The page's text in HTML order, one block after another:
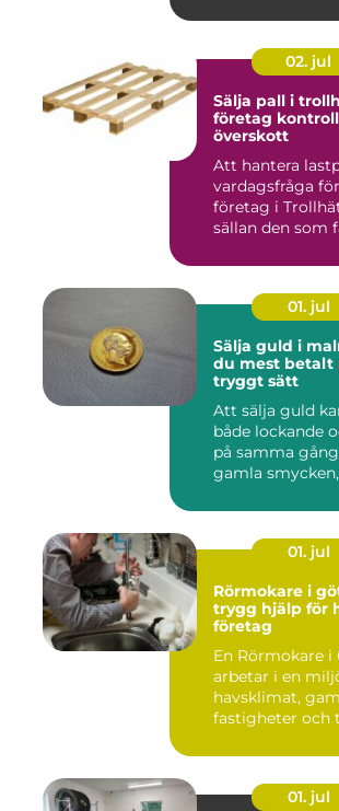
02. jul
Sälja pall i
företag
överskott
Att hantera
vardagsfråga
företag i
sällan den som
01. jul
Sälja guld i malmö
du mest betalt
tryggt sätt
Att sälja guld
både lockande
på samma
gamla
01. jul
Rörmokare i
trygg hjälp för
företag
En Rörmokare i
arbetar i en
havsklimat,
fastigheter och
01. jul